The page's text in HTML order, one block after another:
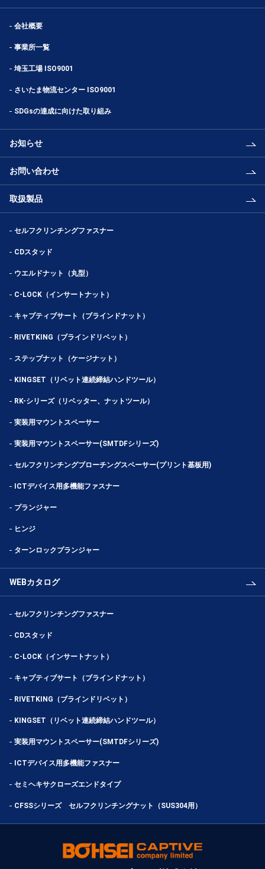
会社概要
事業所一覧
埼玉工場 ISO9001
さいたま物流センター ISO9001
SDGsの達成に向けた取り組み
お知らせ
お問い合わせ
取扱製品
セルフクリンチングファスナー
CDスタッド
ウエルドナット（丸型）
C-LOCK（インサートナット）
キャプティブサート（ブラインドナット）
RIVETKING（ブラインドリベット）
ステップナット（ケージナット）
KINGSET（リベット連続締結ハンドツール）
RK-シリーズ（リベッター、ナットツール）
実装用マウントスペーサー
実装用マウントスペーサー(SMTDFシリーズ)
セルフクリンチングブローチングスペーサー(プリント基板用)
ICTデバイス用多機能ファスナー
プランジャー
ヒンジ
ターンロックプランジャー
WEBカタログ
セルフクリンチングファスナー
CDスタッド
C-LOCK（インサートナット）
キャプティブサート（ブラインドナット）
RIVETKING（ブラインドリベット）
KINGSET（リベット連続締結ハンドツール）
実装用マウントスペーサー(SMTDFシリーズ)
ICTデバイス用多機能ファスナー
セミヘキサクローズエンドタイプ
CFSSシリーズ セルフクリンチングナット（SUS304用）